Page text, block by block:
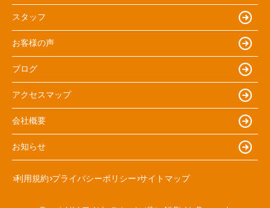
スタッフ
お客様の声
ブログ
アクセスマップ
会社概要
お知らせ
利用規約 プライバシーポリシー サイトマップ